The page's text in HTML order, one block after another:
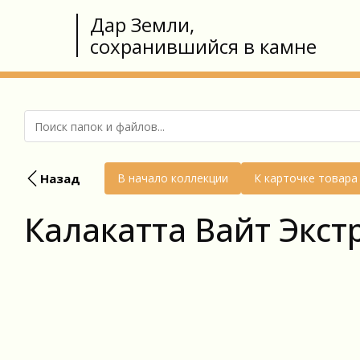
Дар Земли,
сохранившийся в камне
Назад В начало коллекции К карточке товара
Калакатта Вайт